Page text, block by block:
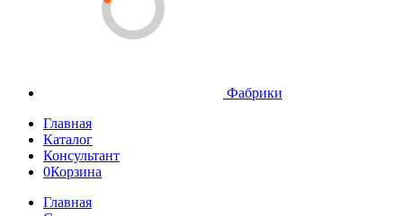
Фабрики
Главная
Каталог
Консультант
0Корзина
Главная